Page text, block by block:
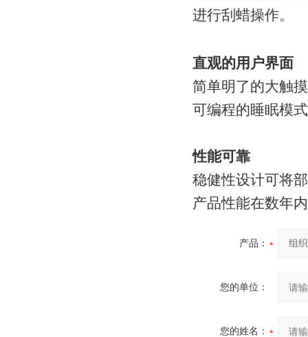
进行刮蜡操作。
直观的用户界面
简单明了的大触
可编程的睡眠模
性能可靠
稳健性设计可将
产品性能在数年
产品：
您的单位：
您的姓名：